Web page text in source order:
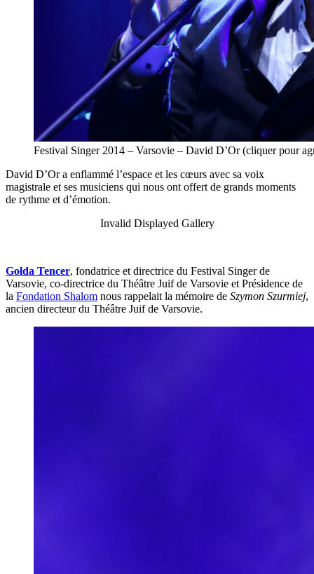
Festival Singer 2014 – Varsovie – David D’Or (cliquer pour
David D’Or a enflammé l’espace et les cœurs avec sa voix
magistrale et ses musiciens qui nous ont offert de grands moments
de rythme et d’émotion.
Invalid Displayed Gallery
Gołda Tencer, fondatrice et directrice du Festival Singer de
Varsovie, co-directrice du Théâtre Juif de Varsovie et Présidence de
la Fondation Shalom nous rappelait la mémoire de Szymon Szurmiej,
ancien directeur du Théâtre Juif de Varsovie.